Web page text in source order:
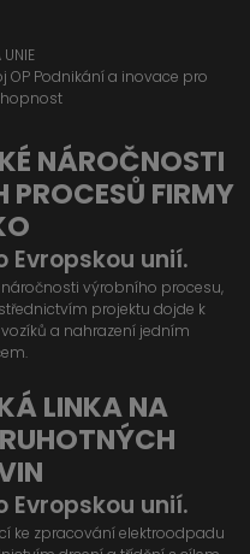
OP Podnikání a inovace pro
NÁROČNOSTI
FIRMY
Evropskou unií.
výrobního procesu,
projektu dojde k
a nahrazení jedním
LINKA NA
Evropskou unií.
ke zpracování elektroodpadu